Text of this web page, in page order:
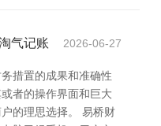
气记账 2026-06-27
措置的成果和准确性
者的操作界面和巨大
的理思选择。 易桥财